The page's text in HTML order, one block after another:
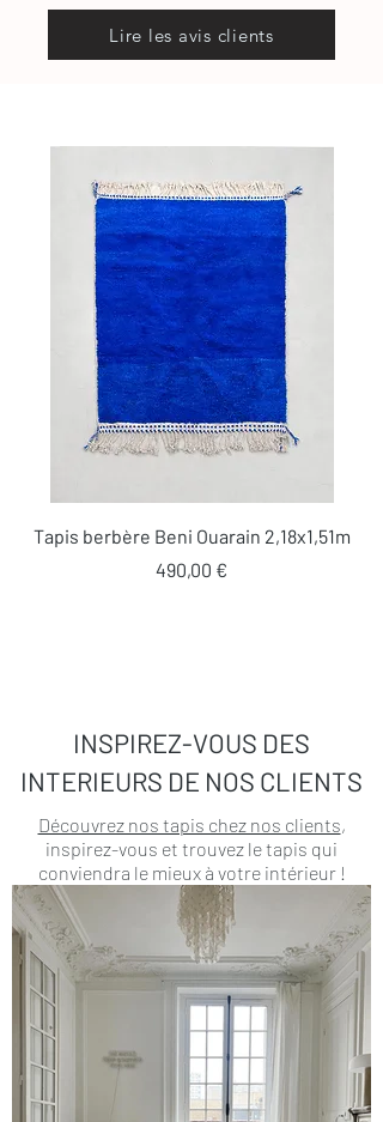
Lire les avis clients
Tapis berbère Beni Ouarain 2,18x1,51m
Prix
490,00 €
INSPIREZ-VOUS DES
INTERIEURS DE NOS CLIENTS
Découvrez nos tapis chez nos clients,
inspirez-vous et trouvez le tapis qui
conviendra le mieux à votre intérieur !